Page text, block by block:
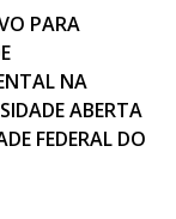
PARA
NA
ABERTA
FEDERAL DO